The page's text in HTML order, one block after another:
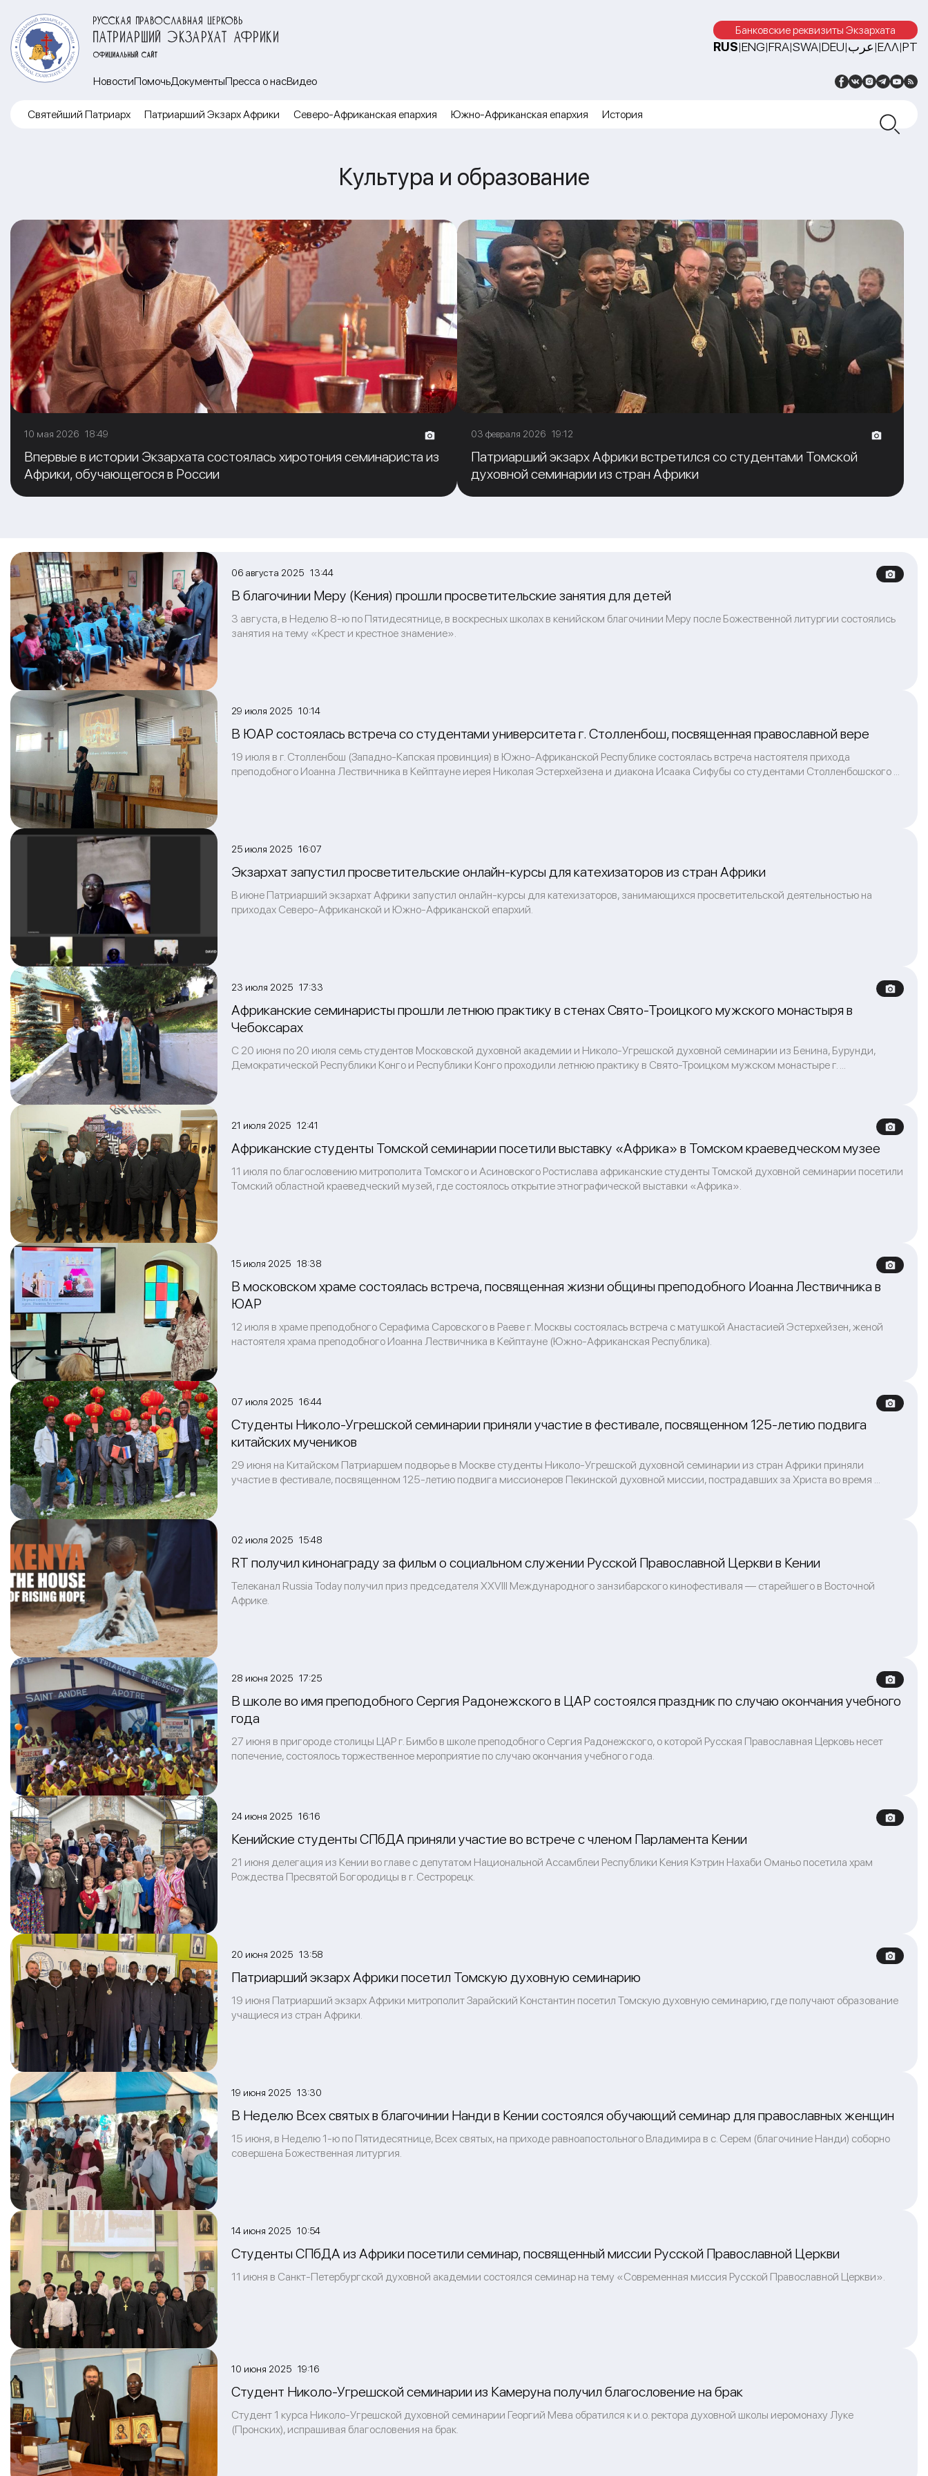
РУССКАЯ ПРАВОСЛАВНАЯ ЦЕРКОВЬ
ПАТРИАРШИЙ ЭКЗАРХАТ АФРИКИ
ОФИЦИАЛЬНЫЙ САЙТ
Банковские реквизиты Экзархата
RUS|ENG|FRA|SWA|DEU|عرب|ΕΛΛ|PT
НовостиПомочьДокументыПресса о насВидео
Cвятейший Патриарх Патриарший Экзарх Африки Северо-Африканская епархия Южно-Африканская епархия История
Культура и образование
10 мая 2026 18:49
Впервые в истории Экзархата состоялась хиротония семинариста из
Африки, обучающегося в России
03 февраля 2026 19:12
Патриарший экзарх Африки встретился со студентами Томской
духовной семинарии из стран Африки
06 августа 2025 13:44
В благочинии Меру (Кения) прошли просветительские занятия для детей
3 августа, в Неделю 8-ю по Пятидесятнице, в воскресных школах в кенийском благочинии Меру после Божественной литургии состоялись
занятия на тему «Крест и крестное знамение».
29 июля 2025 10:14
В ЮАР состоялась встреча со студентами университета г. Столленбош, посвященная православной вере
19 июля в г. Столленбош (Западно-Капская провинция) в Южно-Африканской Республике состоялась встреча настоятеля прихода
преподобного Иоанна Лествичника в Кейптауне иерея Николая Эстерхейзена и диакона Исаака Сифубы со студентами Столленбошского ...
25 июля 2025 16:07
Экзархат запустил просветительские онлайн-курсы для катехизаторов из стран Африки
В июне Патриарший экзархат Африки запустил онлайн-курсы для катехизаторов, занимающихся просветительской деятельностью на
приходах Северо-Африканской и Южно-Африканской епархий.
23 июля 2025 17:33
Африканские семинаристы прошли летнюю практику в стенах Свято-Троицкого мужского монастыря в
Чебоксарах
С 20 июня по 20 июля семь студентов Московской духовной академии и Николо-Угрешской духовной семинарии из Бенина, Бурунди,
Демократической Республики Конго и Республики Конго проходили летнюю практику в Свято-Троицком мужском монастыре г. ...
21 июля 2025 12:41
Африканские студенты Томской семинарии посетили выставку «Африка» в Томском краеведческом музее
11 июля по благословению митрополита Томского и Асиновского Ростислава африканские студенты Томской духовной семинарии посетили
Томский областной краеведческий музей, где состоялось открытие этнографической выставки «Африка».
15 июля 2025 18:38
В московском храме состоялась встреча, посвященная жизни общины преподобного Иоанна Лествичника в
ЮАР
12 июля в храме преподобного Серафима Саровского в Раеве г. Москвы состоялась встреча с матушкой Анастасией Эстерхейзен, женой
настоятеля храма преподобного Иоанна Лествичника в Кейптауне (Южно-Африканская Республика).
07 июля 2025 16:44
Студенты Николо-Угрешской семинарии приняли участие в фестивале, посвященном 125-летию подвига
китайских мучеников
29 июня на Китайском Патриаршем подворье в Москве студенты Николо-Угрешской духовной семинарии из стран Африки приняли
участие в фестивале, посвященном 125-летию подвига миссионеров Пекинской духовной миссии, пострадавших за Христа во время ...
02 июля 2025 15:48
RT получил кинонаграду за фильм о социальном служении Русской Православной Церкви в Кении
Телеканал Russia Today получил приз председателя XXVIII Международного занзибарского кинофестиваля — старейшего в Восточной
Африке.
28 июня 2025 17:25
В школе во имя преподобного Сергия Радонежского в ЦАР состоялся праздник по случаю окончания учебного
года
27 июня в пригороде столицы ЦАР г. Бимбо в школе преподобного Сергия Радонежского, о которой Русская Православная Церковь несет
попечение, состоялось торжественное мероприятие по случаю окончания учебного года.
24 июня 2025 16:16
Кенийские студенты СПбДА приняли участие во встрече с членом Парламента Кении
21 июня делегация из Кении во главе с депутатом Национальной Ассамблеи Республики Кения Кэтрин Нахаби Оманьо посетила храм
Рождества Пресвятой Богородицы в г. Сестрорецк.
20 июня 2025 13:58
Патриарший экзарх Африки посетил Томскую духовную семинарию
19 июня Патриарший экзарх Африки митрополит Зарайский Константин посетил Томскую духовную семинарию, где получают образование
учащиеся из стран Африки.
19 июня 2025 13:30
В Неделю Всех святых в благочинии Нанди в Кении состоялся обучающий семинар для православных женщин
15 июня, в Неделю 1-ю по Пятидесятнице, Всех святых, на приходе равноапостольного Владимира в с. Серем (благочиние Нанди) соборно
совершена Божественная литургия.
14 июня 2025 10:54
Студенты СПбДА из Африки посетили семинар, посвященный миссии Русской Православной Церкви
11 июня в Санкт-Петербургской духовной академии состоялся семинар на тему «Современная миссия Русской Православной Церкви».
10 июня 2025 19:16
Студент Николо-Угрешской семинарии из Камеруна получил благословение на брак
Студент 1 курса Николо-Угрешской духовной семинарии Георгий Мева обратился к и.о. ректора духовной школы иеромонаху Луке
(Пронских), испрашивая благословения на брак.